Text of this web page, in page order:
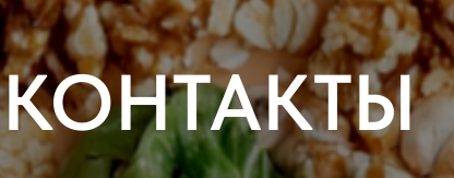
КОНТАКТЫ